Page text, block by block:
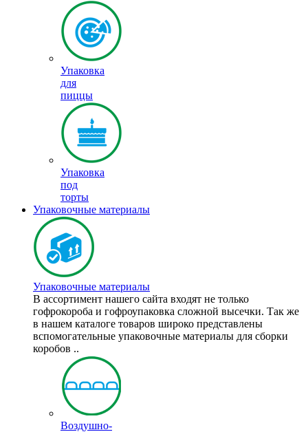
Упаковка
для
пиццы
Упаковка
под
торты
Упаковочные материалы
Упаковочные материалы
В ассортимент нашего сайта входят не только
гофрокороба и гофроупаковка сложной высечки. Так же
в нашем каталоге товаров широко представлены
вспомогательные упаковочные материалы для сборки
коробов ..
Воздушно-